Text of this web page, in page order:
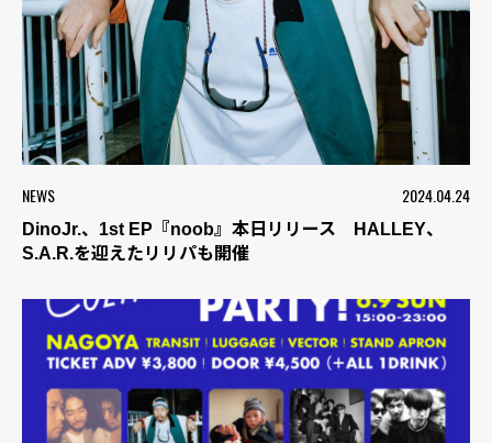
NEWS 2024.04.24
DinoJr.、1st EP『noob』本日リリース HALLEY、
S.A.R.を迎えたリリパも開催